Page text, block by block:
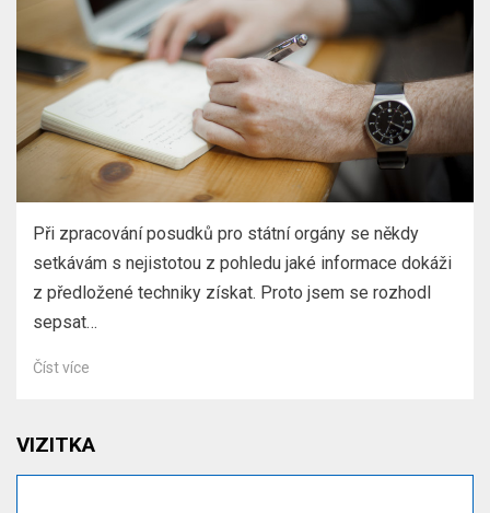
Při zpracování posudků pro státní orgány se někdy
setkávám s nejistotou z pohledu jaké informace dokáži
z předložené techniky získat. Proto jsem se rozhodl
sepsat…
Číst více
VIZITKA